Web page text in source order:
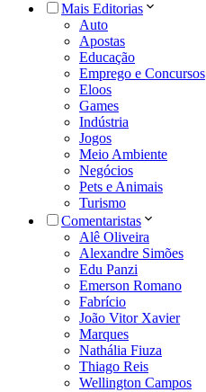
Mais Editorias
Auto
Apostas
Educação
Emprego e Concursos
Eloos
Games
Indústria
Jogos
Meio Ambiente
Negócios
Pets e Animais
Turismo
Comentaristas
Alê Oliveira
Alexandre Simões
Edu Panzi
Emerson Romano
Fabrício
João Vitor Xavier
Marques
Nathália Fiuza
Thiago Reis
Wellington Campos